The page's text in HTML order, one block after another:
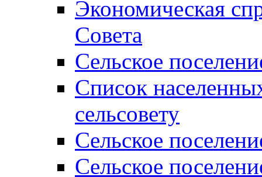
Экономическая
Совета
Сельское
Список
сельсовету
Сельское
Сельское